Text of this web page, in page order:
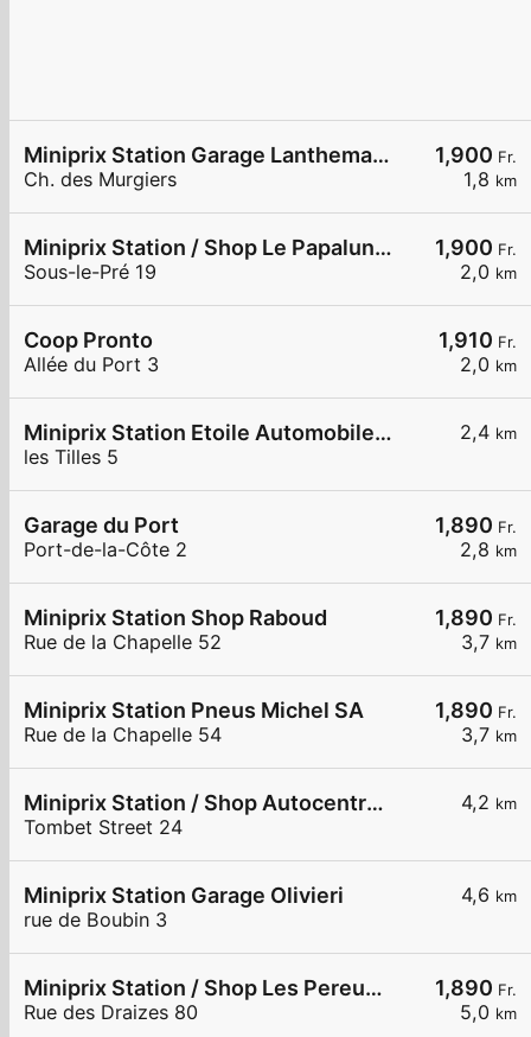
1,900 Fr.
1,8 km
Miniprix Station Garage Lanthemann
Ch. des Murgiers
1,900 Fr.
2,0 km
Miniprix Station / Shop Le Papaluna Shop
Sous-le-Pré 19
1,910 Fr.
2,0 km
Coop Pronto
Allée du Port 3
2,4 km
Miniprix Station Etoile Automobile SA
les Tilles 5
1,890 Fr.
2,8 km
Garage du Port
Port-de-la-Côte 2
1,890 Fr.
3,7 km
Miniprix Station Shop Raboud
Rue de la Chapelle 52
1,890 Fr.
3,7 km
Miniprix Station Pneus Michel SA
Rue de la Chapelle 54
4,2 km
Miniprix Station / Shop Autocentre Peseux SA
Tombet Street 24
4,6 km
Miniprix Station Garage Olivieri
rue de Boubin 3
1,890 Fr.
5,0 km
Miniprix Station / Shop Les Pereuses
Rue des Draizes 80